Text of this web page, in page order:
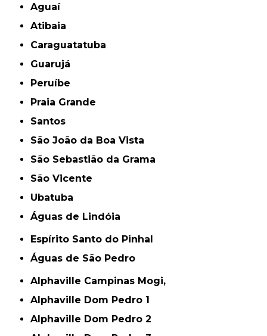
Aguaí
Atibaia
Caraguatatuba
Guarujá
Peruíbe
Praia Grande
Santos
São João da Boa Vista
São Sebastião da Grama
São Vicente
Ubatuba
Águas de Lindóia
Espírito Santo do Pinhal
Águas de São Pedro
Alphaville Campinas Mogi,
Alphaville Dom Pedro 1
Alphaville Dom Pedro 2